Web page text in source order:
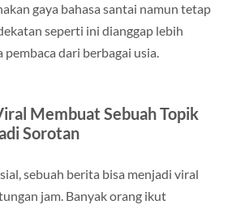
gaya bahasa santai namun tetap
seperti ini dianggap lebih
dari berbagai usia.
Membuat Sebuah Topik
Sorotan
sebuah berita bisa menjadi viral
jam. Banyak orang ikut